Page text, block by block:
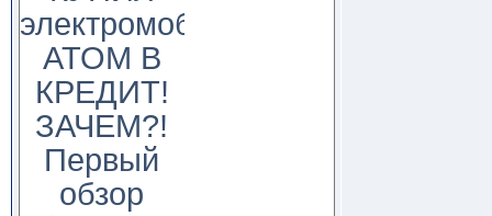
электромобиль
АТОМ В
КРЕДИТ!
ЗАЧЕМ?!
Первый
обзор